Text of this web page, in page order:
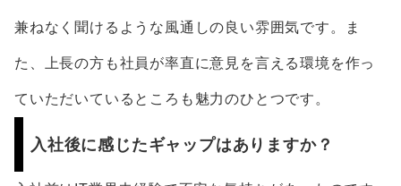
兼ねなく聞けるような風通しの良い雰囲気です。ま
た、上長の方も社員が率直に意見を言える環境を作っ
ていただいているところも魅力のひとつです。
入社後に感じたギャップはありますか？